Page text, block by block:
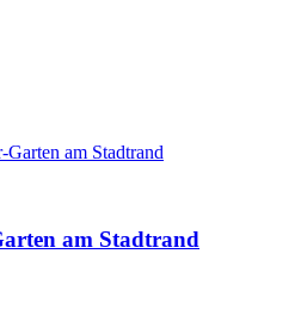
am Stadtrand